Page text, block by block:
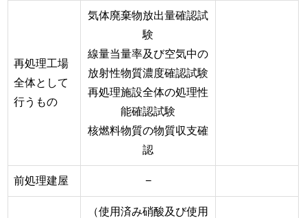
再処理工場
全体として
行うもの
気体廃棄物放出量確認試
験
線量当量率及び空気中の
放射性物質濃度確認試験
再処理施設全体の処理性
能確認試験
核燃料物質の物質収支確
認
前処理建屋 −
（使用済み硝酸及び使用